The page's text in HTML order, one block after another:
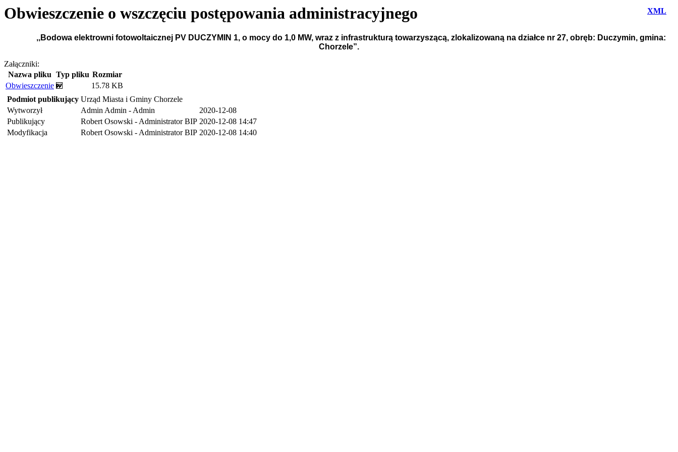
XML
Obwieszczenie o wszczęciu postępowania administracyjnego
,,Bodowa elektrowni fotowoltaicznej PV DUCZYMIN 1, o mocy do 1,0 MW, wraz z infrastrukturą towarzyszącą, zlokalizowaną na działce nr 27, obręb: Duczymin, gmina:
Chorzele”.
Załączniki:
Nazwa pliku Typ pliku Rozmiar
Obwieszczenie
15.78 KB
Podmiot publikujący Urząd Miasta i Gminy Chorzele
Wytworzył
Admin Admin - Admin
2020-12-08
Publikujący
Robert Osowski - Administrator BIP 2020-12-08 14:47
Modyfikacja
Robert Osowski - Administrator BIP 2020-12-08 14:40